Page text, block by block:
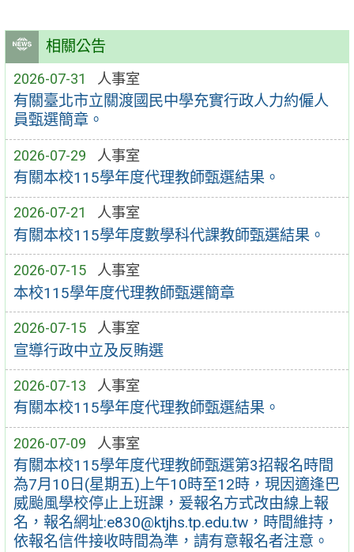
相關公告
2026-07-31 人事室
有關臺北市立關渡國民中學充實行政人力約僱人
員甄選簡章。
2026-07-29 人事室
有關本校115學年度代理教師甄選結果。
2026-07-21 人事室
有關本校115學年度數學科代課教師甄選結果。
2026-07-15 人事室
本校115學年度代理教師甄選簡章
2026-07-15 人事室
宣導行政中立及反賄選
2026-07-13 人事室
有關本校115學年度代理教師甄選結果。
2026-07-09 人事室
有關本校115學年度代理教師甄選第3招報名時間
為7月10日(星期五)上午10時至12時，現因適逢巴
威颱風學校停止上班課，爰報名方式改由線上報
名，報名網址:e830@ktjhs.tp.edu.tw，時間維持，
依報名信件接收時間為準，請有意報名者注意。